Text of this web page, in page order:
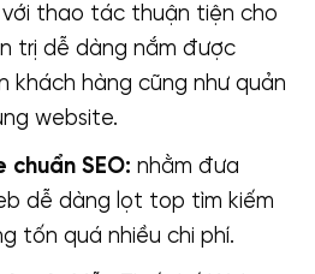
thao tác thuận tiện cho
trị dễ dàng nắm được
khách hàng cũng như quản
website.
chuẩn SEO: nhằm đưa
dễ dàng lọt top tìm kiếm
tốn quá nhiều chi phí.